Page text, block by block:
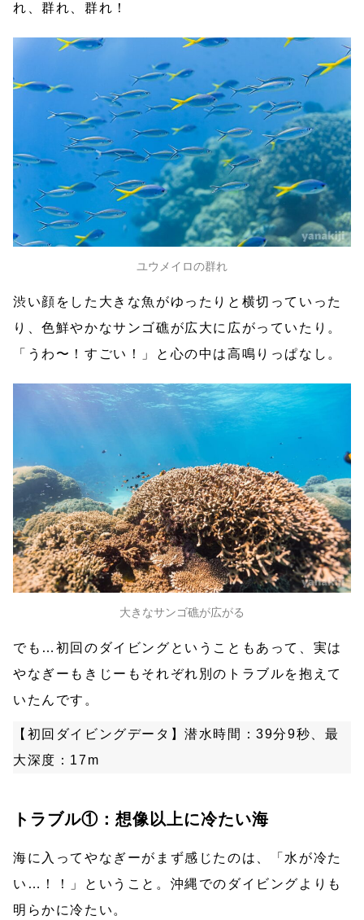
れ、群れ、群れ！
ユウメイロの群れ
渋い顔をした大きな魚がゆったりと横切っていった
り、色鮮やかなサンゴ礁が広大に広がっていたり。
「うわ〜！すごい！」と心の中は高鳴りっぱなし。
大きなサンゴ礁が広がる
でも…初回のダイビングということもあって、実は
やなぎーもきじーもそれぞれ別のトラブルを抱えて
いたんです。
【初回ダイビングデータ】潜水時間：39分9秒、最
大深度：17m
トラブル①：想像以上に冷たい海
海に入ってやなぎーがまず感じたのは、「水が冷た
い…！！」ということ。沖縄でのダイビングよりも
明らかに冷たい。